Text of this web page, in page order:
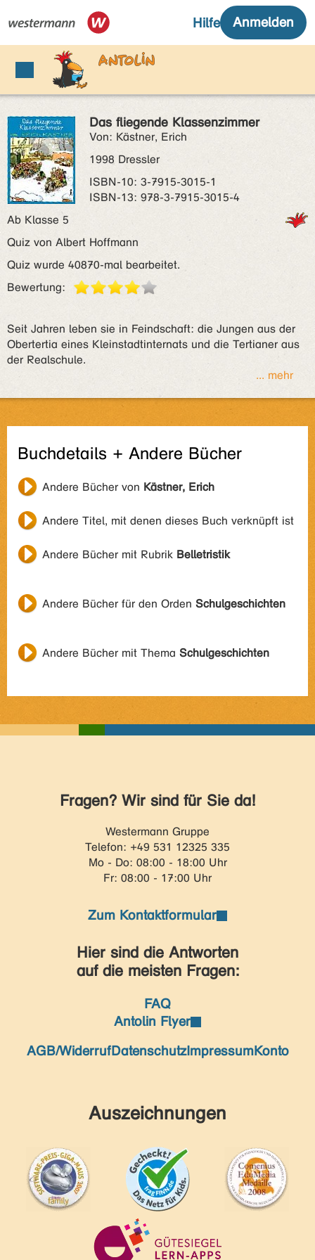
Das fliegende Klassenzimmer
Von: Kästner, Erich
1998 Dressler
ISBN‑10: 3-7915-3015-1
ISBN‑13: 978-3-7915-3015-4
Ab Klasse 5
Quiz von Albert Hoffmann
Quiz wurde 40870-mal bearbeitet.
Bewertung:
Seit Jahren leben sie in Feindschaft: die Jungen aus der
Obertertia eines Kleinstadtinternats und die Tertianer aus
der Realschule.
... mehr
Buchdetails + Andere Bücher
Andere Bücher von Kästner, Erich
Andere Titel, mit denen dieses Buch verknüpft ist
Andere Bücher mit Rubrik Belletristik
Andere Bücher für den Orden Schulgeschichten
Andere Bücher mit Thema Schulgeschichten